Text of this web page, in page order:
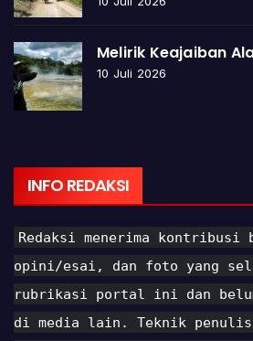
Melirik Keajaiban
10 Juli 2026
INFO REDAKSI
Redaksi menerima
opini/esai, dan foto yang
rubrikasi portal ini dan
di media lain. Teknik